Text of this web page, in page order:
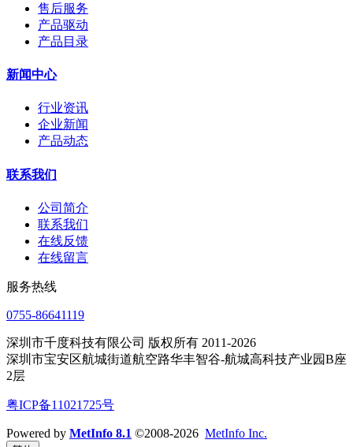
售后服务
产品驱动
产品目录
新闻中心
行业资讯
企业新闻
产品动态
联系我们
公司简介
联系我们
在线反馈
在线留言
服务热线
0755-86641119
深圳市千度科技有限公司 版权所有 2011-2026
深圳市宝安区航城街道航空路华丰智谷-航城高科技产业园B座
2层
粤ICP备11021725号
Powered by MetInfo 8.1 ©2008-2026 MetInfo Inc.